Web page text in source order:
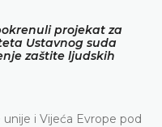
projekat za
Ustavnog suda
zaštite ljudskih
i Vijeća Evrope pod